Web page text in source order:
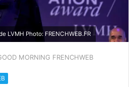
LVMH Photo: FRENCHWEB.FR
MORNING FRENCHWEB